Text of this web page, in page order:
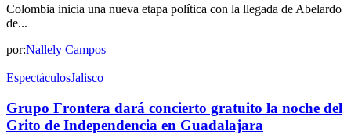
Colombia inicia una nueva etapa política con la llegada de Abelardo
de...
por:Nallely Campos
EspectáculosJalisco
Grupo Frontera dará concierto gratuito la noche del
Grito de Independencia en Guadalajara